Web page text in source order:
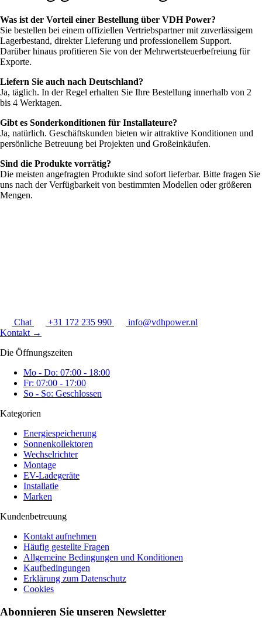
Was ist der Vorteil einer Bestellung über VDH Power?
Sie bestellen bei einem offiziellen Vertriebspartner mit zuverlässigem
Lagerbestand, direkter Lieferung und professionellem Support.
Darüber hinaus profitieren Sie von der Mehrwertsteuerbefreiung für
Exporte.
Liefern Sie auch nach Deutschland?
Ja, täglich. In der Regel erhalten Sie Ihre Bestellung innerhalb von 2
bis 4 Werktagen.
Gibt es Sonderkonditionen für Installateure?
Ja, natürlich. Geschäftskunden bieten wir attraktive Konditionen und
persönliche Betreuung bei Projekten und Großeinkäufen.
Sind die Produkte vorrätig?
Die meisten angefragten Produkte sind sofort lieferbar. Bitte fragen Sie
uns nach der Verfügbarkeit von bestimmten Modellen oder größeren
Mengen.
Chat +31 172 235 990
info@vdhpower.nl
Kontakt →
Die Öffnungszeiten
Mo - Do: 07:00 - 18:00
Fr: 07:00 - 17:00
So - So: Geschlossen
Kategorien
Energiespeicherung
Sonnenkollektoren
Wechselrichter
Montage
EV-Ladegeräte
Installatie
Marken
Kundenbetreuung
Kontakt aufnehmen
Häufig gestellte Fragen
Allgemeine Bedingungen und Konditionen
Kaufbedingungen
Erklärung zum Datenschutz
Cookies
Abonnieren Sie unseren Newsletter